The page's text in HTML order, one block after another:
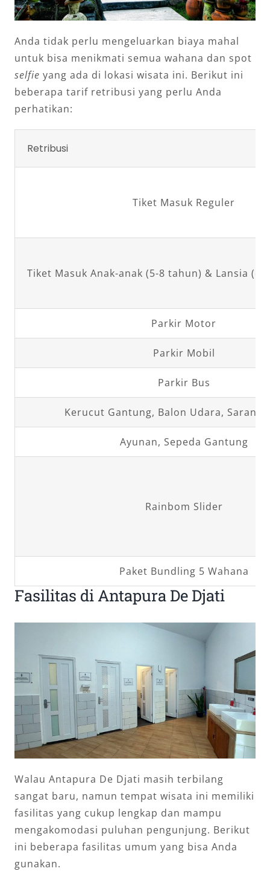
Anda tidak perlu mengeluarkan biaya mahal
untuk bisa menikmati semua wahana dan spot
selfie yang ada di lokasi wisata ini. Berikut ini
beberapa tarif retribusi yang perlu Anda
perhatikan:
Retribusi
Tiket Masuk Reguler
Tiket Masuk Anak-anak (5-8 tahun) & Lansia (di
Parkir Motor
Parkir Mobil
Parkir Bus
Kerucut Gantung, Balon Udara, Sarang
Ayunan, Sepeda Gantung
Rainbom Slider
Paket Bundling 5 Wahana
Fasilitas di Antapura De Djati
Walau Antapura De Djati masih terbilang
sangat baru, namun tempat wisata ini memiliki
fasilitas yang cukup lengkap dan mampu
mengakomodasi puluhan pengunjung. Berikut
ini beberapa fasilitas umum yang bisa Anda
gunakan.